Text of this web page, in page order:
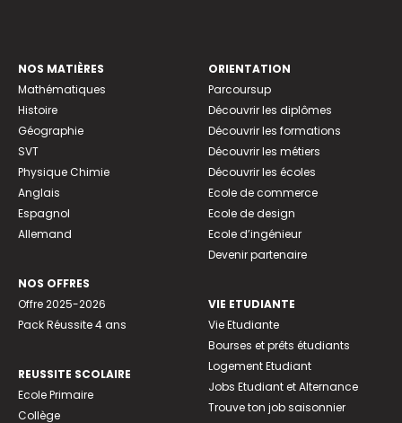
NOS MATIÈRES
Mathématiques
Histoire
Géographie
SVT
Physique Chimie
Anglais
Espagnol
Allemand
NOS OFFRES
Offre 2025-2026
Pack Réussite 4 ans
REUSSITE SCOLAIRE
Ecole Primaire
Collège
ORIENTATION
Parcoursup
Découvrir les diplômes
Découvrir les formations
Découvrir les métiers
Découvrir les écoles
Ecole de commerce
Ecole de design
Ecole d’ingénieur
Devenir partenaire
VIE ETUDIANTE
Vie Etudiante
Bourses et prêts étudiants
Logement Etudiant
Jobs Etudiant et Alternance
Trouve ton job saisonnier